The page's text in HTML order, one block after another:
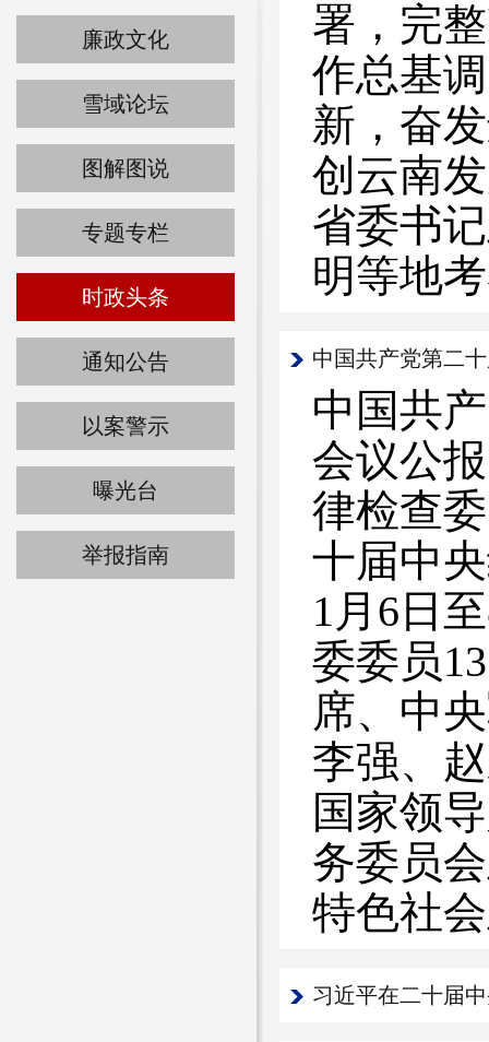
廉政文化
雪域论坛
图解图说
专题专栏
时政头条
通知公告
以案警示
曝光台
举报指南
署，完
作总基
新，奋
创云南
省委书
明等地
中国共产党第二
中国共
会议公
律检查
十届中
1月6日
委委员
席、中
李强、
国家领
务委员
特色社
习近平在二十届